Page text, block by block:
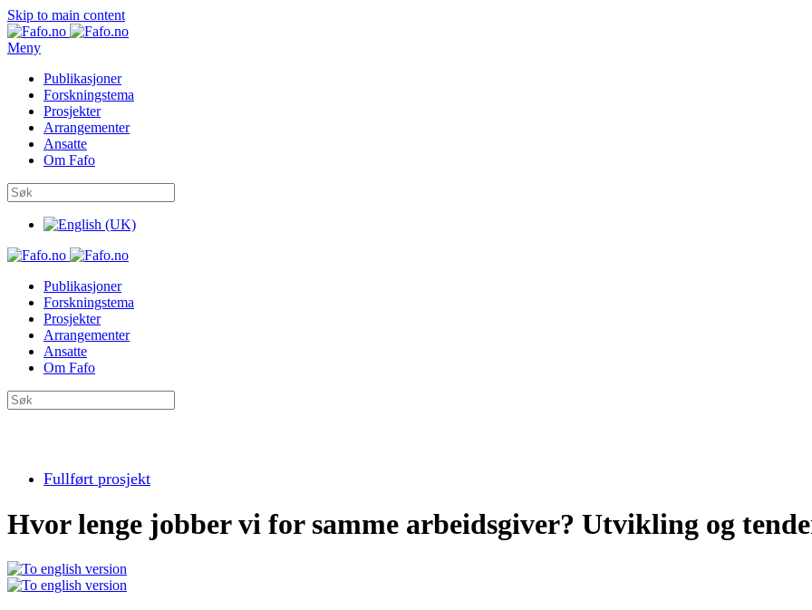
Skip to main content
Meny
Publikasjoner
Forskningstema
Prosjekter
Arrangementer
Ansatte
Om Fafo
Publikasjoner
Forskningstema
Prosjekter
Arrangementer
Ansatte
Om Fafo
Fullført prosjekt
Hvor lenge jobber vi for samme arbeidsgiver? Utvikling og